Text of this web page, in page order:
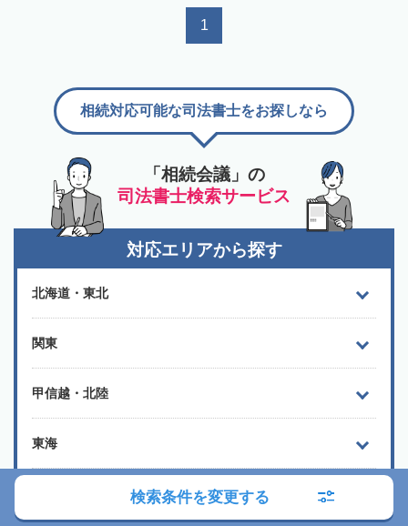
1
「相続会議」の
司法書士検索サービス
相続対応可能な司法書士をお探しなら
対応エリアから探す
北海道・東北
関東
甲信越・北陸
東海
検索条件を変更する